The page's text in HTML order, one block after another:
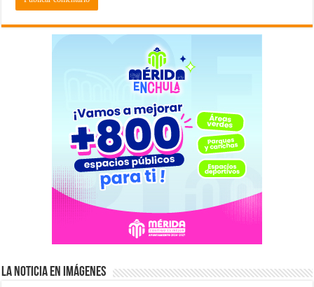
La Noticia en Imágenes